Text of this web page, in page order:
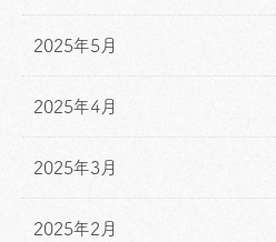
2025年5月
2025年4月
2025年3月
2025年2月